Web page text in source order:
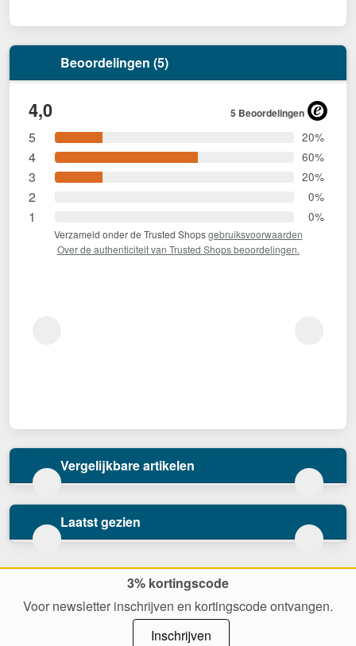
Beoordelingen (5)
4,0 5 Beoordelingen
5 20%
4 60%
3 20%
2 0%
1 0%
Verzameld onder de Trusted Shopsgebruiksvoorwaarden
Over de authenticiteit van Trusted Shops beoordelingen.
Vergelijkbare artikelen
Laatst gezien
3% kortingscode
Voor newsletter inschrijven en kortingscode ontvangen.
Inschrijven